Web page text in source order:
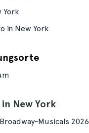
York
in New York
New York
Musicals 2026